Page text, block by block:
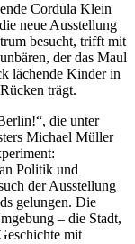
Cordula Klein
neue Ausstellung
besucht, trifft mit
der das Maul
lächende Kinder in
trägt.
die unter
Michael Müller
Politik und
der Ausstellung
gelungen. Die
– die Stadt,
mit